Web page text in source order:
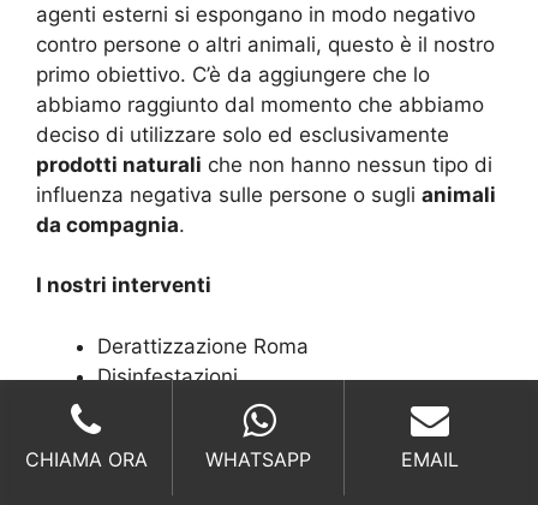
agenti esterni si espongano in modo negativo
contro persone o altri animali, questo è il nostro
primo obiettivo. C’è da aggiungere che lo
abbiamo raggiunto dal momento che abbiamo
deciso di utilizzare solo ed esclusivamente
prodotti naturali che non hanno nessun tipo di
influenza negativa sulle persone o sugli animali
da compagnia.
I nostri interventi
Derattizzazione Roma
Disinfestazioni
Processionaria
Punteruolo palma
CHIAMA ORA WHATSAPP EMAIL